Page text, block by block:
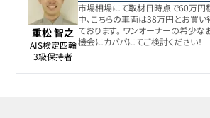
重松 智之
AIS検定四輪
3級保持者
市場相場にて取材日時点で60万円
中、こちらの車両は38万円とお買
ております。 ワンオーナーの希少
機会にカババにてご検討ください！